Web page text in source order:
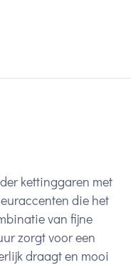
kettinggaren met
die het
van fijne
zorgt voor een
draagt en mooi